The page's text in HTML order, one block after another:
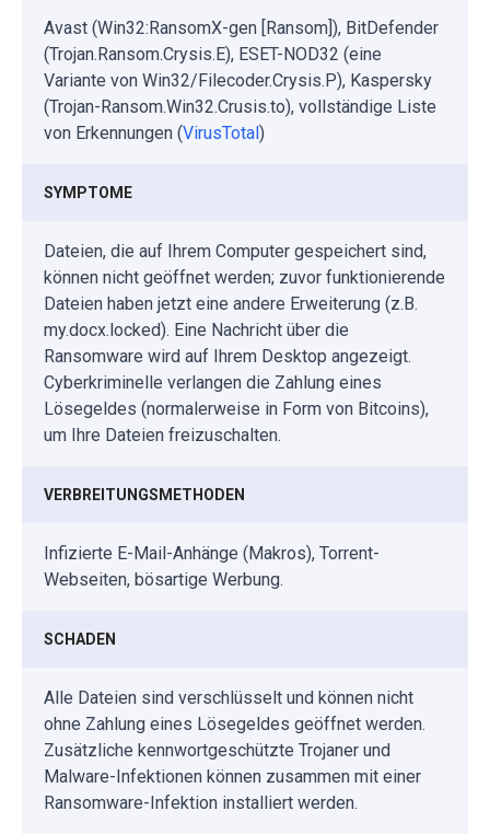
Avast (Win32:RansomX-gen [Ransom]), BitDefender
(Trojan.Ransom.Crysis.E), ESET-NOD32 (eine
Variante von Win32/Filecoder.Crysis.P), Kaspersky
(Trojan-Ransom.Win32.Crusis.to), vollständige Liste
von Erkennungen (VirusTotal)
SYMPTOME
Dateien, die auf Ihrem Computer gespeichert sind,
können nicht geöffnet werden; zuvor funktionierende
Dateien haben jetzt eine andere Erweiterung (z.B.
my.docx.locked). Eine Nachricht über die
Ransomware wird auf Ihrem Desktop angezeigt.
Cyberkriminelle verlangen die Zahlung eines
Lösegeldes (normalerweise in Form von Bitcoins),
um Ihre Dateien freizuschalten.
VERBREITUNGSMETHODEN
Infizierte E-Mail-Anhänge (Makros), Torrent-
Webseiten, bösartige Werbung.
SCHADEN
Alle Dateien sind verschlüsselt und können nicht
ohne Zahlung eines Lösegeldes geöffnet werden.
Zusätzliche kennwortgeschützte Trojaner und
Malware-Infektionen können zusammen mit einer
Ransomware-Infektion installiert werden.